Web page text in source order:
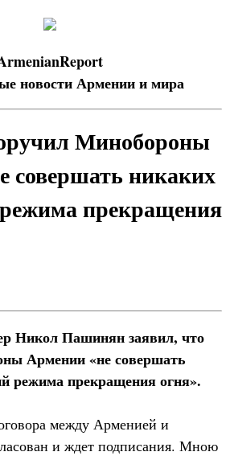
новости Армении и мира
Минобороны
совершать никаких
прекращения
Никол Пашинян заявил, что
Армении «не совершать
режима прекращения огня».
между Арменией и
и ждет подписания. Мною